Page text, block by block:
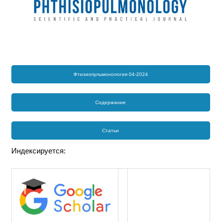
Фтизиопульмонология 04-2024
Содержание
Статьи
Индексируется: